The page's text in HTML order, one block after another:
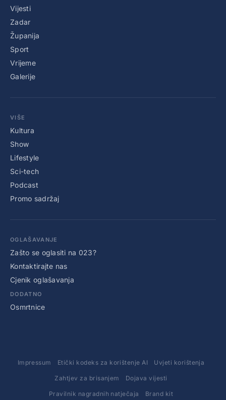
Vijesti
Zadar
Županija
Sport
Vrijeme
Galerije
VIŠE
Kultura
Show
Lifestyle
Sci-tech
Podcast
Promo sadržaj
OGLAŠAVANJE
Zašto se oglasiti na 023?
Kontaktirajte nas
Cjenik oglašavanja
DODATNO
Osmrtnice
Impressum Etički kodeks za korištenje AI Uvjeti korištenja
Zahtjev za brisanjem Dojava vijesti
Pravilnik nagradnih natječaja Brand kit